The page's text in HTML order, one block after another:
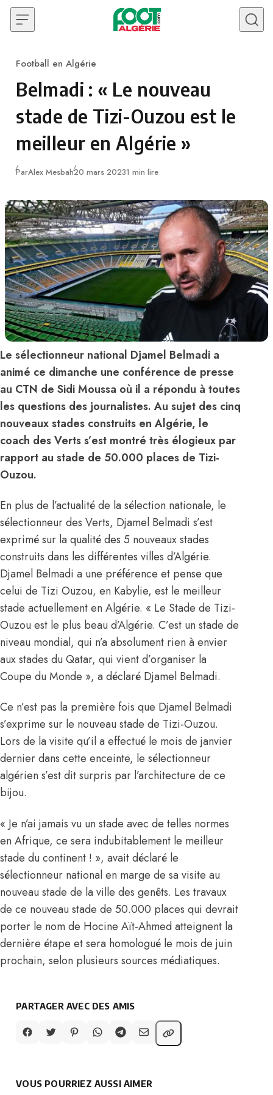
Skip to content
Category
Football en Algérie
Belmadi : « Le nouveau
stade de Tizi-Ouzou est le
meilleur en Algérie »
ParAlex MesbahPublié
20 mars 20231 min lire
Le sélectionneur national Djamel Belmadi a
animé ce dimanche une conférence de presse
au CTN de Sidi Moussa où il a répondu à toutes
les questions des journalistes. Au sujet des cinq
nouveaux stades construits en Algérie, le
coach des Verts s’est montré très élogieux par
rapport au stade de 50.000 places de Tizi-
Ouzou.
En plus de l’actualité de la sélection nationale, le
sélectionneur des Verts, Djamel Belmadi s’est
exprimé sur la qualité des 5 nouveaux stades
construits dans les différentes villes d’Algérie.
Djamel Belmadi a une préférence et pense que
celui de Tizi Ouzou, en Kabylie, est le meilleur
stade actuellement en Algérie. « Le Stade de Tizi-
Ouzou est le plus beau d’Algérie. C’est un stade de
niveau mondial, qui n’a absolument rien à envier
aux stades du Qatar, qui vient d’organiser la
Coupe du Monde », a déclaré Djamel Belmadi.
Ce n’est pas la première fois que Djamel Belmadi
s’exprime sur le nouveau stade de Tizi-Ouzou.
Lors de la visite qu’il a effectué le mois de janvier
dernier dans cette enceinte, le sélectionneur
algérien s’est dit surpris par l’architecture de ce
bijou.
« Je n’ai jamais vu un stade avec de telles normes
en Afrique, ce sera indubitablement le meilleur
stade du continent ! », avait déclaré le
sélectionneur national en marge de sa visite au
nouveau stade de la ville des genêts. Les travaux
de ce nouveau stade de 50.000 places qui devrait
porter le nom de Hocine Aït-Ahmed atteignent la
dernière étape et sera homologué le mois de juin
prochain, selon plusieurs sources médiatiques.
PARTAGER AVEC DES AMIS
VOUS POURRIEZ AUSSI AIMER